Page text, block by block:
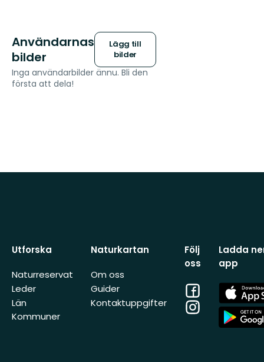
Användarnas
bilder
Lägg till
bilder
Inga användarbilder ännu. Bli den
första att dela!
Utforska
Naturreservat
Leder
Län
Kommuner
Naturkartan
Om oss
Guider
Kontaktuppgifter
Följ
oss
Facebook
Instagram
Ladda
app
App
Store
App
Store